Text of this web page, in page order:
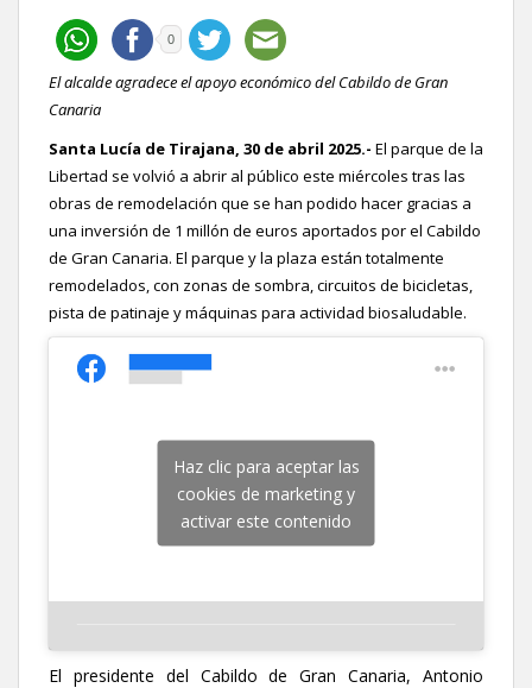
0
El alcalde agradece el apoyo económico del Cabildo de Gran
Canaria
Santa Lucía de Tirajana, 30 de abril 2025.- El parque de la
Libertad se volvió a abrir al público este miércoles tras las
obras de remodelación que se han podido hacer gracias a
una inversión de 1 millón de euros aportados por el Cabildo
de Gran Canaria. El parque y la plaza están totalmente
remodelados, con zonas de sombra, circuitos de bicicletas,
pista de patinaje y máquinas para actividad biosaludable.
Haz clic para aceptar las
cookies de marketing y
activar este contenido
El presidente del Cabildo de Gran Canaria, Antonio